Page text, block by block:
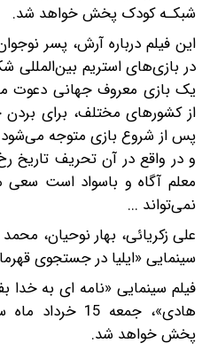
شبکـه کودک پخش خواهد شد.
این فیلم درباره آرش، پسر
در بازی‌های استریم
یک بازی معروف جهانی دعوت
از کشورهای مختلف، برای
پس از شروع بازی متوجه
و در واقع در آن تحریف
معلم آگاه و باسواد است سعی
نمی‌تواند ...
علی زکریائی، بهار نوحیان،
سینمایی «ایلیا در جستجوی
فیلم سینمایی «نامه ای به خدا
پخش خواهد شد.